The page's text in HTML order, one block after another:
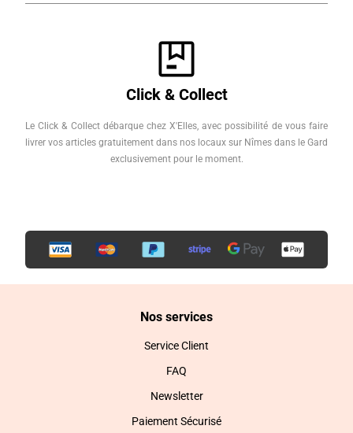
Click & Collect
Le Click & Collect débarque chez X'Elles, avec possibilité de vous faire
livrer vos articles gratuitement dans nos locaux sur Nîmes dans le Gard
exclusivement pour le moment.
Nos services
Service Client
FAQ
Newsletter
Paiement Sécurisé